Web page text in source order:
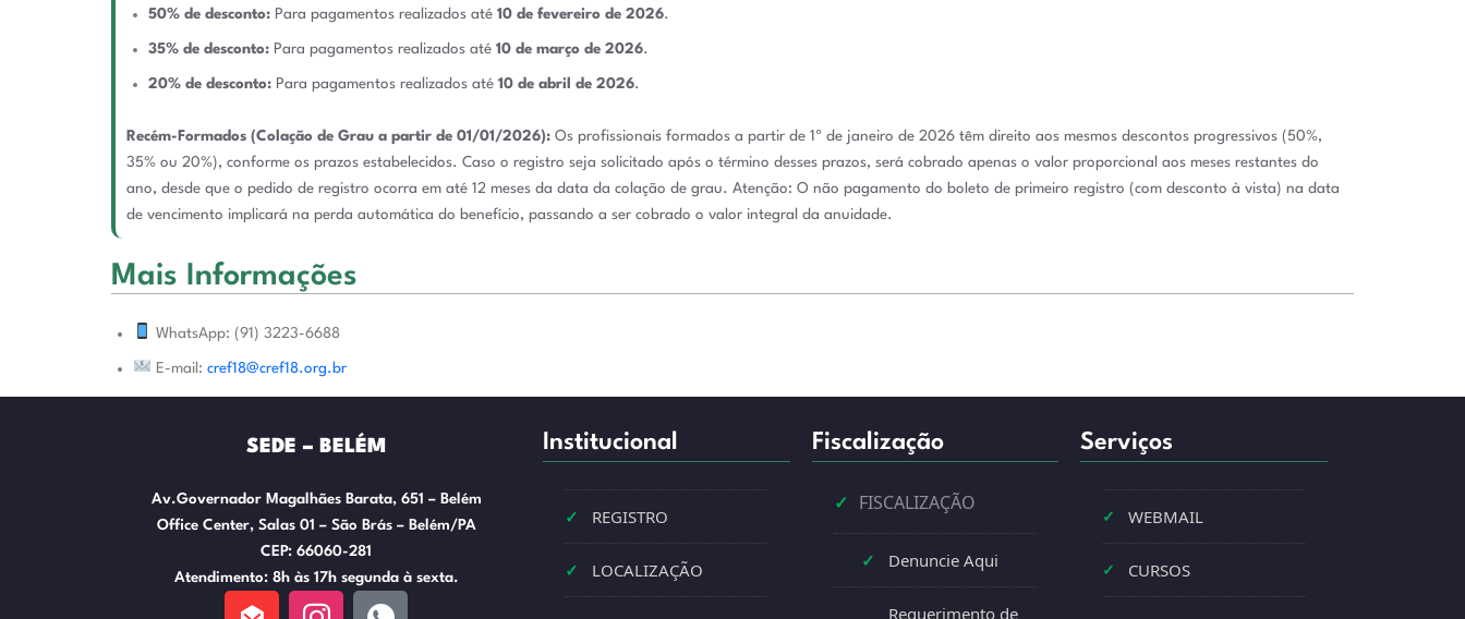
50% de desconto: Para pagamentos realizados até 10 de fevereiro de 2026.
35% de desconto: Para pagamentos realizados até 10 de março de 2026.
20% de desconto: Para pagamentos realizados até 10 de abril de 2026.
Recém-Formados (Colação de Grau a partir de 01/01/2026): Os profissionais formados a partir de 1º de janeiro de 2026 têm direito aos mesmos descontos progressivos (50%,
35% ou 20%), conforme os prazos estabelecidos. Caso o registro seja solicitado após o término desses prazos, será cobrado apenas o valor proporcional aos meses restantes do
ano, desde que o pedido de registro ocorra em até 12 meses da data da colação de grau. Atenção: O não pagamento do boleto de primeiro registro (com desconto à vista) na data
de vencimento implicará na perda automática do benefício, passando a ser cobrado o valor integral da anuidade.
Mais Informações
WhatsApp: (91) 3223-6688
E-mail:cref18@cref18.org.br
SEDE – BELÉM
Av.Governador Magalhães Barata, 651 – Belém
Office Center, Salas 01 – São Brás – Belém/PA
CEP: 66060-281
Atendimento: 8h às 17h segunda à sexta.
Institucional
✓ REGISTRO
✓ LOCALIZAÇÃO
Fiscalização
✓ FISCALIZAÇÃO
✓ Denuncie Aqui
Requerimento de
Serviços
✓ WEBMAIL
✓ CURSOS